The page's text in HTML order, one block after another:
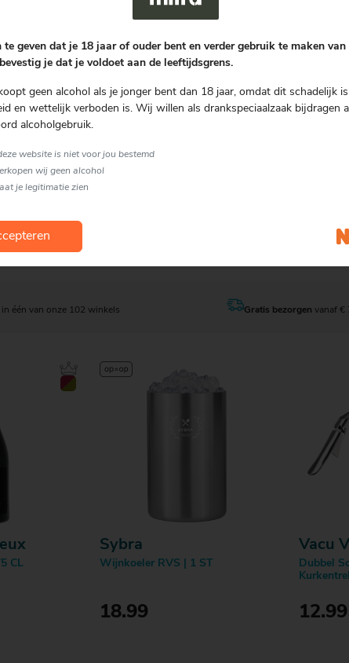
Pellegrino
Passito Di Pantelleria met 2
in één van onze 102 winkels Gratis bezorgen vanaf €
CL
Sybra
Wijnkoeler RVS | 1 ST
18.99
Vacu
Dubbel
12.99
te geven dat je 18 jaar of ouder bent en verder gebruik te maken van
je dat je voldoet aan de leeftijdsgrens.
geen alcohol als je jonger bent dan 18 jaar, omdat dit schadelijk
en wettelijk verboden is. Wij willen als drankspeciaalzaak bijdragen
alcoholgebruik.
website is niet voor jou bestemd
wij geen alcohol
je legitimatie zien